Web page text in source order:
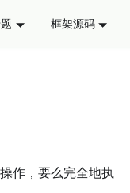
框架源码
作，要么完全地执